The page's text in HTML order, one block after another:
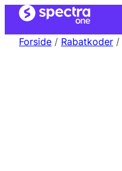
Forside / Rabatkoder /